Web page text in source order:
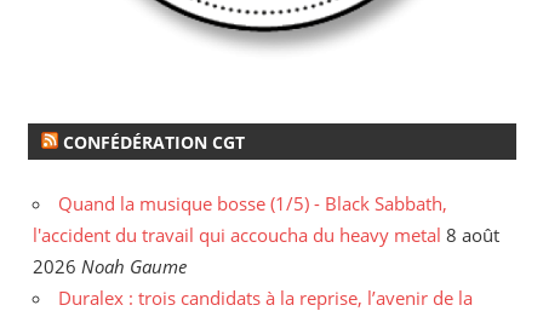
CONFÉDÉRATION CGT
Quand la musique bosse (1/5) - Black Sabbath,
l'accident du travail qui accoucha du heavy metal 8 août
2026 Noah Gaume
Duralex : trois candidats à la reprise, l’avenir de la